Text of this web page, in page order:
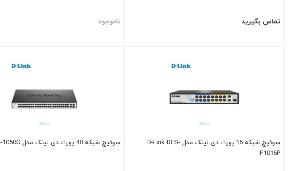
تماس بگیرید ناموجود
سوئیچ شبکه 16 پورت دی لینک مدل D-Link DES-
F1016P
سوئیچ شبکه 48 پورت دی لینک مدل D-Link DES-1050G